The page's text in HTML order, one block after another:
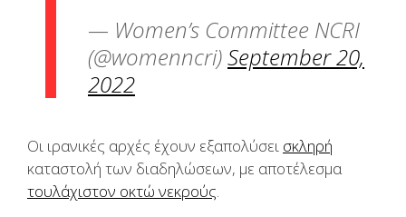
— Women’s Committee NCRI
(@womenncri)September 20,
2022
Οι ιρανικές αρχές έχουν εξαπολύσει σκληρή
καταστολή των διαδηλώσεων, με αποτέλεσμα
τουλάχιστον οκτώ νεκρούς.